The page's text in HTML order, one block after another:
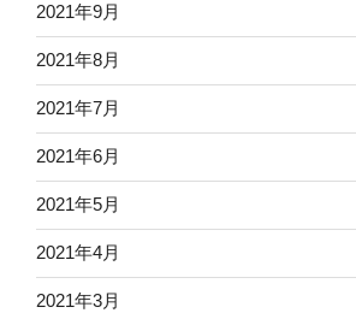
2021年9月
2021年8月
2021年7月
2021年6月
2021年5月
2021年4月
2021年3月